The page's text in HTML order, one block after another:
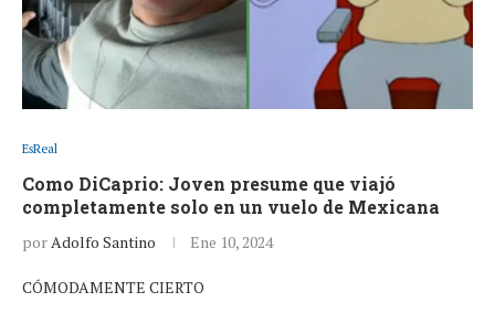
EsReal
Como DiCaprio: Joven presume que viajó
completamente solo en un vuelo de Mexicana
porAdolfo Santino Ene 10, 2024
CÓMODAMENTE CIERTO